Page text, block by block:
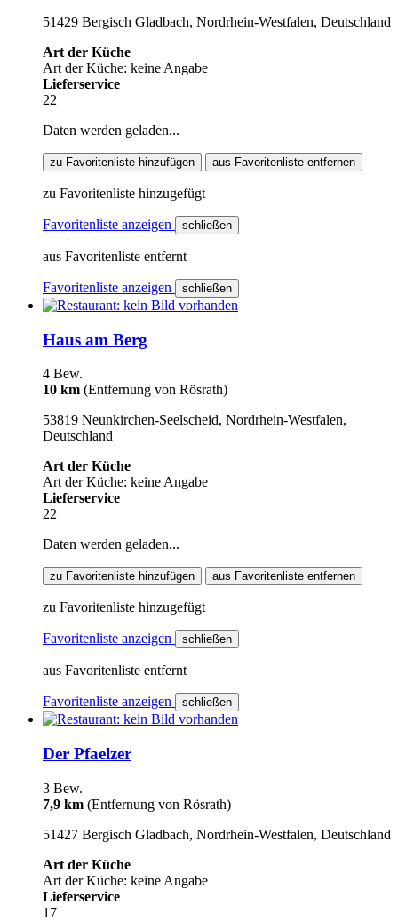
51429 Bergisch Gladbach, Nordrhein-Westfalen, Deutschland
Art der Küche
Art der Küche: keine Angabe
Lieferservice
22
Daten werden geladen...
zu Favoritenliste hinzufügen aus Favoritenliste entfernen
zu Favoritenliste hinzugefügt
Favoritenliste anzeigen schließen
aus Favoritenliste entfernt
Favoritenliste anzeigen schließen
Haus am Berg
4 Bew.
10 km (Entfernung von Rösrath)
53819 Neunkirchen-Seelscheid, Nordrhein-Westfalen,
Deutschland
Art der Küche
Art der Küche: keine Angabe
Lieferservice
22
Daten werden geladen...
zu Favoritenliste hinzufügen aus Favoritenliste entfernen
zu Favoritenliste hinzugefügt
Favoritenliste anzeigen schließen
aus Favoritenliste entfernt
Favoritenliste anzeigen schließen
Der Pfaelzer
3 Bew.
7,9 km (Entfernung von Rösrath)
51427 Bergisch Gladbach, Nordrhein-Westfalen, Deutschland
Art der Küche
Art der Küche: keine Angabe
Lieferservice
17